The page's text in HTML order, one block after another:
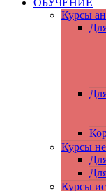
ОБУЧЕНИЕ
Курсы
Курсы
Курсы